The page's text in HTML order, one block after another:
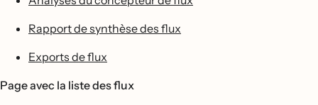
Rapport de synthèse des flux
Exports de flux
Page avec la liste des flux